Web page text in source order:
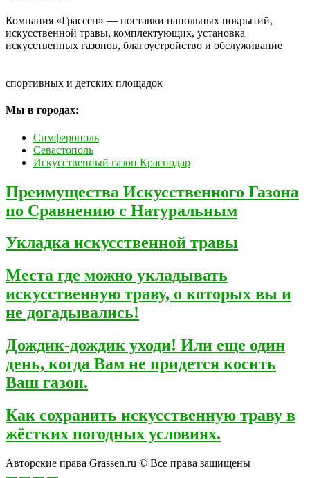
Компания «Грассен» — поставки напольных покрытий,
искусственной травы, комплектующих, установка
искусственных газонов, благоустройство и обслуживание
спортивных и детских площадок
Мы в городах:
Симферополь
Севастополь
Искусственный газон Краснодар
Преимущества Искусственного Газона
по Сравнению с Натуральным
Укладка искусственной травы
Места где можно укладывать
искусственную траву, о которых вы и
не догадывались!
Дождик-дождик уходи! Или еще один
день, когда Вам не придется косить
Ваш газон.
Как сохранить искусственную траву в
жёстких погодных условиях.
Авторские права Grassen.ru © Все права защищены